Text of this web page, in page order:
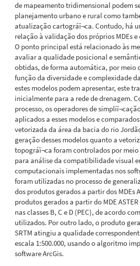
de mapeamento tridimensional podem
planejamento urbano e rural como
atualização cartográï¬ca. Contudo, há
relação à validação dos próprios MDEs e
O ponto principal está relacionado às
avaliar a qualidade posicional e
obtidas, de forma automática, por meio
função da diversidade e complexidade
estes modelos podem apresentar, este
inicialmente para a rede de drenagem.
processo, os operadores de
aplicados a esses modelos e
vetorizada da área da bacia do rio
geração desses modelos quanto a
topográï¬ca foram controlados por
para análise da compatibilidade visual
computacionais implementadas nos
foram utilizadas no processo de
dos produtos gerados a partir dos MDEs
produtos gerados a partir do MDE
nas classes B, C e D (PEC), de acordo
utilizados. Por outro lado, o produto
SRTM atingiu a qualidade
escala 1:500.000, usando o algoritmo
software ArcGis.